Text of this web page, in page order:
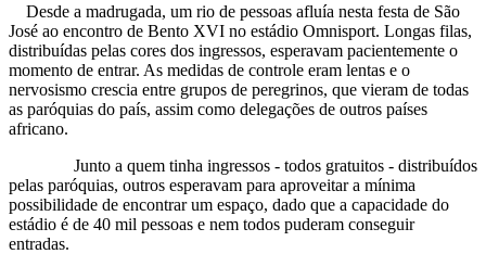
Desde a madrugada, um rio de pessoas afluía nesta festa de São
José ao encontro de Bento XVI no estádio Omnisport. Longas filas,
distribuídas pelas cores dos ingressos, esperavam pacientemente o
momento de entrar. As medidas de controle eram lentas e o
nervosismo crescia entre grupos de peregrinos, que vieram de todas
as paróquias do país, assim como delegações de outros países
africano.
Junto a quem tinha ingressos - todos gratuitos - distribuídos
pelas paróquias, outros esperavam para aproveitar a mínima
possibilidade de encontrar um espaço, dado que a capacidade do
estádio é de 40 mil pessoas e nem todos puderam conseguir
entradas.